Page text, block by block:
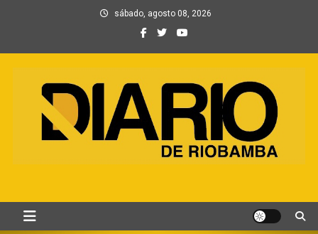
sábado, agosto 08, 2026
y Contenidos digitales